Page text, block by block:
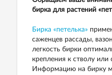
бирка для растений
Бирка «петелька»
саженцев рассады,
легкость бирки
крепления к стволу или
Информацию на бирку